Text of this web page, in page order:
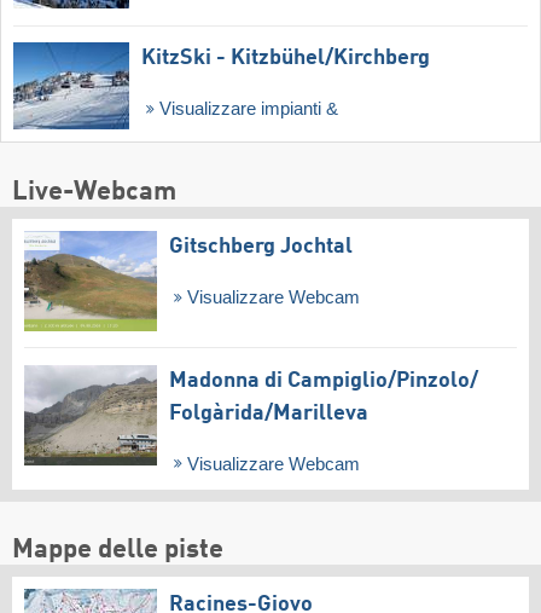
KitzSki - Kitzbühel/​Kirchberg
Visualizzare impianti &
Live-Webcam
Gitschberg Jochtal
Visualizzare Webcam
Madonna di Campiglio/​Pinzolo/​
Folgàrida/​Marilleva
Visualizzare Webcam
Mappe delle piste
Racines-Giovo